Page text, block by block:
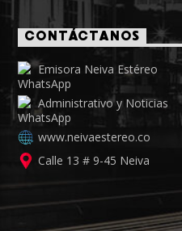
CONTÁCTANOS
Emisora Neiva Estéreo
Administrativo y Noticias
www.neivaestereo.co
Calle 13 # 9-45 Neiva